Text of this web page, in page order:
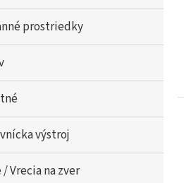
prostriedky
výstroj
/ Vrecia na zver